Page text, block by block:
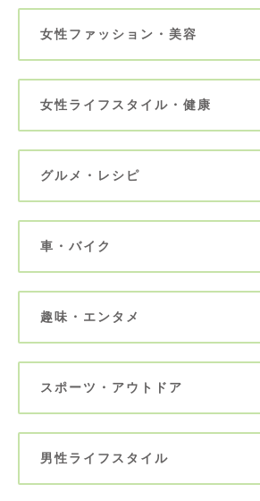
女性ファッション・美容
女性ライフスタイル・健康
グルメ・レシピ
車・バイク
趣味・エンタメ
スポーツ・アウトドア
男性ライフスタイル